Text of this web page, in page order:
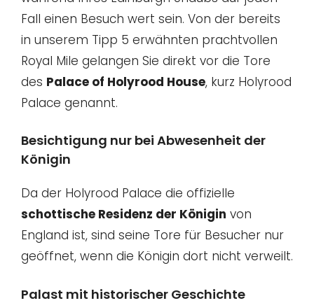
Fall einen Besuch wert sein. Von der bereits
in unserem Tipp 5 erwähnten prachtvollen
Royal Mile gelangen Sie direkt vor die Tore
des Palace of Holyrood House, kurz Holyrood
Palace genannt.
Besichtigung nur bei Abwesenheit der
Königin
Da der Holyrood Palace die offizielle
schottische Residenz der Königin von
England ist, sind seine Tore für Besucher nur
geöffnet, wenn die Königin dort nicht verweilt.
Palast mit historischer Geschichte